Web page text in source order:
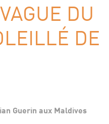
DU
DE
Guerin aux Maldives